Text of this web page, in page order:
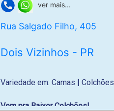
ver mais...
Rua Salgado Filho, 405
Dois Vizinhos - PR
Variedade em: Camas | Colchões
Vem pra Baixer Colchões!